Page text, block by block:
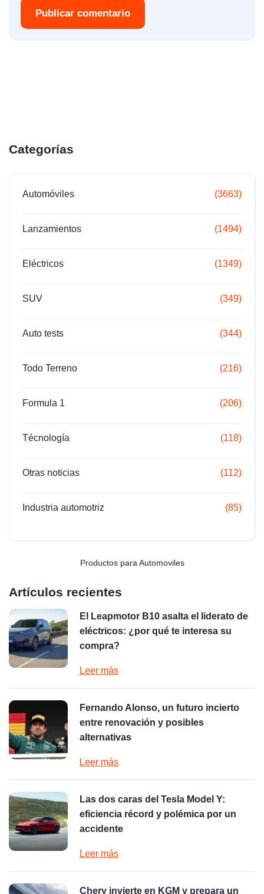
Publicar comentario
Categorías
Automóviles (3663)
Lanzamientos (1494)
Eléctricos (1349)
SUV (349)
Auto tests (344)
Todo Terreno (216)
Formula 1 (206)
Técnología (118)
Otras noticias (112)
Industria automotriz (85)
Productos para Automoviles
Artículos recientes
El Leapmotor B10 asalta el liderato de
eléctricos: ¿por qué te interesa su
compra?
Leer más
Fernando Alonso, un futuro incierto
entre renovación y posibles
alternativas
Leer más
Las dos caras del Tesla Model Y:
eficiencia récord y polémica por un
accidente
Leer más
Chery invierte en KGM y prepara un